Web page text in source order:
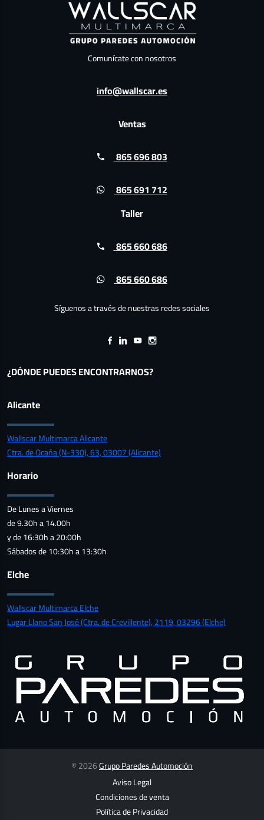
Comunícate con nosotros
info@wallscar.es
Ventas
865 696 803
865 691 712
Taller
865 660 686
865 660 686
Síguenos a través de nuestras redes sociales
¿DÓNDE PUEDES ENCONTRARNOS?
Alicante
Wallscar Multimarca Alicante
Ctra. de Ocaña (N-330), 63, 03007 (Alicante)
Horario
De Lunes a Viernes
de 9.30h a 14.00h
y de 16:30h a 20:00h
Sábados de 10:30h a 13:30h
Elche
Wallscar Multimarca Elche
Lugar Llano San José (Ctra. de Crevillente), 2119, 03296 (Elche)
© 2026Grupo Paredes Automoción
Aviso Legal
Condiciones de venta
Política de Privacidad